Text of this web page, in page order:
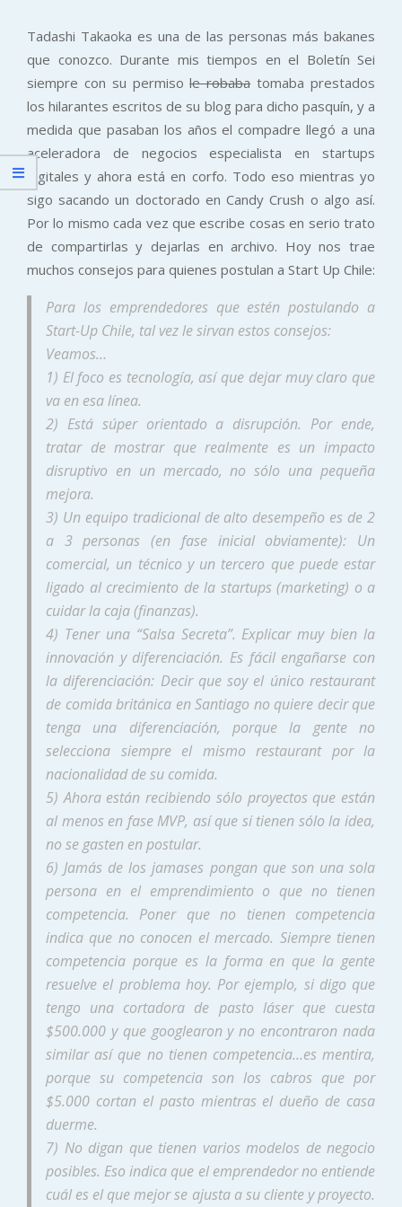
Tadashi Takaoka es una de las personas más bakanes
que conozco. Durante mis tiempos en el Boletín Sei
siempre con su permisole robabatomaba prestados
los hilarantes escritos de su blog para dicho pasquín, y a
medida que pasaban los años el compadre llegó a una
aceleradora de negocios especialista en startups
digitales y ahora está en corfo. Todo eso mientras yo
sigo sacando un doctorado en Candy Crush o algo así.
Por lo mismo cada vez que escribe cosas en serio trato
de compartirlas y dejarlas en archivo. Hoy nos trae
muchos consejos para quienes postulan a Start Up Chile:
Para los emprendedores que estén postulando a
Start-Up Chile, tal vez le sirvan estos consejos:
Veamos…
1) El foco es tecnología, así que dejar muy claro que
va en esa línea.
2) Está súper orientado a disrupción. Por ende,
tratar de mostrar que realmente es un impacto
disruptivo en un mercado, no sólo una pequeña
mejora.
3) Un equipo tradicional de alto desempeño es de 2
a 3 personas (en fase inicial obviamente): Un
comercial, un técnico y un tercero que puede estar
ligado al crecimiento de la startups (marketing) o a
cuidar la caja (finanzas).
4) Tener una “Salsa Secreta”. Explicar muy bien la
innovación y diferenciación. Es fácil engañarse con
la diferenciación: Decir que soy el único restaurant
de comida británica en Santiago no quiere decir que
tenga una diferenciación, porque la gente no
selecciona siempre el mismo restaurant por la
nacionalidad de su comida.
5) Ahora están recibiendo sólo proyectos que están
al menos en fase MVP, así que si tienen sólo la idea,
no se gasten en postular.
6) Jamás de los jamases pongan que son una sola
persona en el emprendimiento o que no tienen
competencia. Poner que no tienen competencia
indica que no conocen el mercado. Siempre tienen
competencia porque es la forma en que la gente
resuelve el problema hoy. Por ejemplo, si digo que
tengo una cortadora de pasto láser que cuesta
$500.000 y que googlearon y no encontraron nada
similar así que no tienen competencia…es mentira,
porque su competencia son los cabros que por
$5.000 cortan el pasto mientras el dueño de casa
duerme.
7) No digan que tienen varios modelos de negocio
posibles. Eso indica que el emprendedor no entiende
cuál es el que mejor se ajusta a su cliente y proyecto.